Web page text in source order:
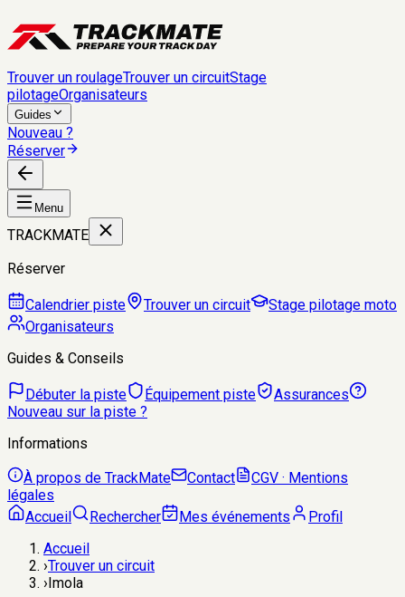
Trouver un roulageTrouver un circuitStage
pilotageOrganisateurs
Guides
Nouveau ?
Réserver
Menu
TRACKMATE
Réserver
Calendrier piste Trouver un circuit
Stage pilotage moto
Organisateurs
Guides & Conseils
Débuter la piste Équipement piste
Assurances
Nouveau sur la piste ?
Informations
À propos de TrackMate
Contact
CGV · Mentions
légales
Accueil
Rechercher Mes événements
Profil
Accueil
›Trouver un circuit
›Imola